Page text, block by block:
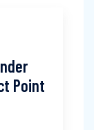
Point